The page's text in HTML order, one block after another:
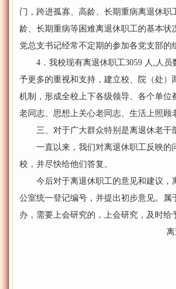
门，跨进孤寡、高龄、长期重病离退休
龄、长期重病等困难离退休职工的基本
党总支书记经常不定期的参加各党支部
4．我校现有离退休职工3059 人,人员
予更多的重视和支持，建立校、院（处
机制，形成全校上下各级领导、各个单
老同志、思想上关心老同志、生活上照
三、对于广大群众特别是离退休老干
一直以来，我们对离退休职工反映的
校，并尽快给他们答复。
今后对于离退休职工的意见和建议，
公室统一登记编号，并提出初步意见。
办，需要上会研究的，上会研究，及时给